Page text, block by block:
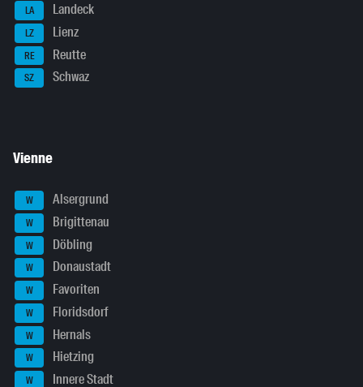
LA Landeck
LZ Lienz
RE Reutte
SZ Schwaz
Vienne
W Alsergrund
W Brigittenau
W Döbling
W Donaustadt
W Favoriten
W Floridsdorf
W Hernals
W Hietzing
W Innere Stadt